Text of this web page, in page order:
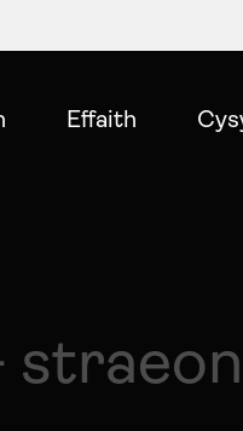
Effaith